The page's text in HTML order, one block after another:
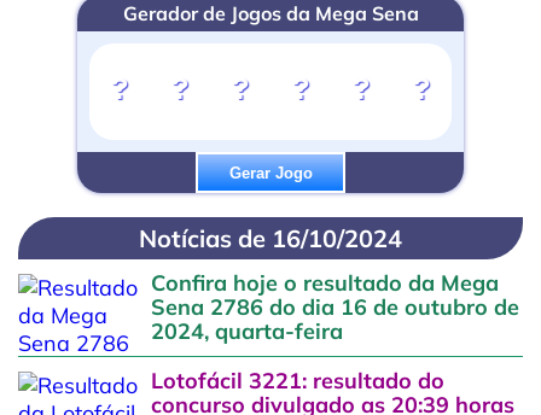
Gerador de Jogos da Mega Sena
? ? ? ? ? ?
Gerar Jogo
Notícias de 16/10/2024
Confira hoje o resultado da Mega
Sena 2786 do dia 16 de outubro de
2024, quarta-feira
Lotofácil 3221: resultado do
concurso divulgado as 20:39 horas